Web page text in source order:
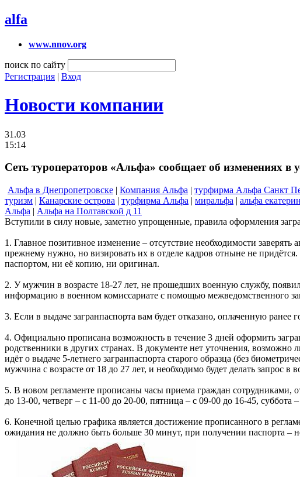
alfa
www.nnov.org
поиск по сайту
Регистрация | Вход
Новости компании
31.03
15:14
Сеть туроператоров «Альфа» сообщает об изменениях
Альфа в Днепропетровске | Компания Альфа | турфирма Альфа Санкт
туризм | Канарские острова | турфирма Альфа | миральфа | альфа
Альфа | Альфа на Полтавской д 11
Вступили в силу новые, заметно упрощенные, правила оформления
1. Главное позитивное изменение – отсутствие необходимости
прежнему нужно, но визировать их в отделе кадров отныне не
паспортом, ни её копию, ни оригинал.
2. У мужчин в возрасте 18-27 лет, не прошедших военную службу,
информацию в военном комиссариате с помощью межведомственного
3. Если в выдаче загранпаспорта вам будет отказано, оплаченную
4. Официально прописана возможность в течение 3 дней оформить
родственники в других странах. В документе нет уточнения, возможно
идёт о выдаче 5-летнего загранпаспорта старого образца (без
мужчина с возрасте от 18 до 27 лет, и необходимо будет делать запрос в
5. В новом регламенте прописаны часы приема граждан сотрудниками,
до 13-00, четверг – с 11-00 до 20-00, пятница – с 09-00 до 16-45,
6. Конечной целью графика является достижение прописанного в
ожидания не должно быть больше 30 минут, при получении паспорта –